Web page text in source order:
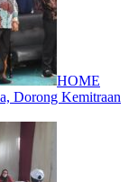
HOME
Dorong Kemitraan